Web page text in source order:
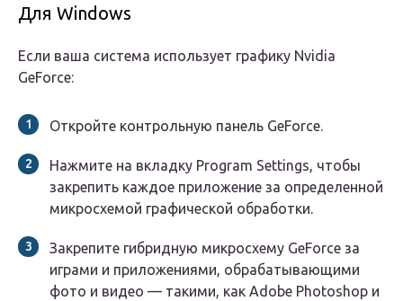
Для Windows
Если ваша система использует графику Nvidia
GeForce:
Откройте контрольную панель GeForce.
Нажмите на вкладку Program Settings, чтобы
закрепить каждое приложение за определенной
микросхемой графической обработки.
Закрепите гибридную микросхему GeForce за
играми и приложениями, обрабатывающими
фото и видео — такими, как Adobe Photoshop и